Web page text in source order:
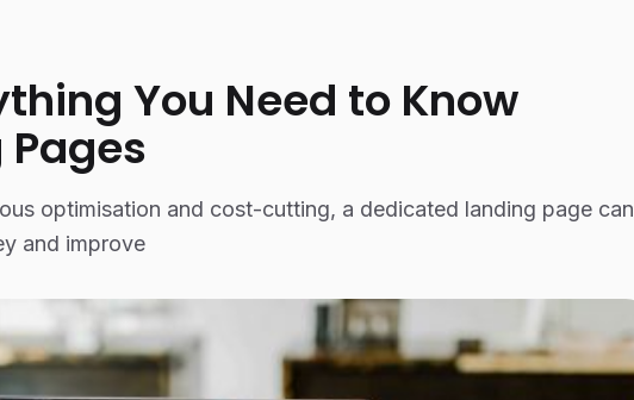
You Need to Know
optimisation and cost-cutting, a dedicated landing page can
and improve